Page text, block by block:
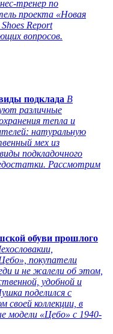
тренер по
проекта «Новая
Report
вопросов.
подклада В
различные
тепла и
натуральную
мех из
подкладочного
Рассмотрим
обуви прошлого
покупатели
и не жалели об этом,
удобной и
поделился с
своей коллекции, в
модели «Цебо» с 1940-